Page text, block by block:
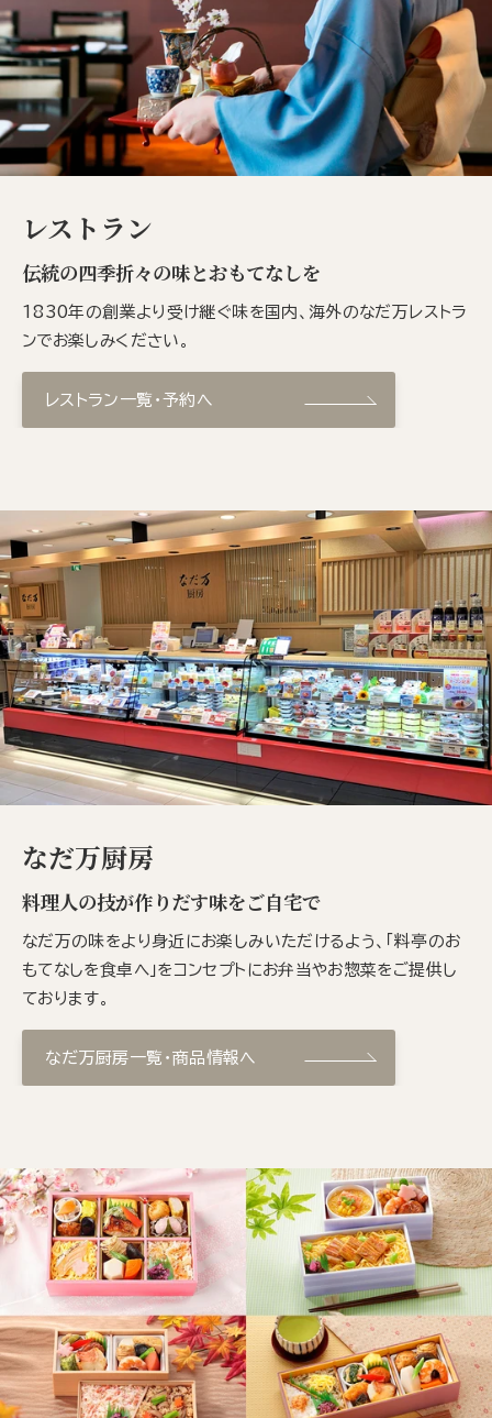
レストラン
伝統の四季折々の味とおもてなしを
1830年の創業より受け継ぐ味を国内、海外のなだ万レストラ
ンでお楽しみください。
レストラン一覧・予約へ
なだ万厨房
料理人の技が作りだす味をご自宅で
なだ万の味をより身近にお楽しみいただけるよう、「料亭のお
もてなしを食卓へ」をコンセプトにお弁当やお惣菜をご提供し
ております。
なだ万厨房一覧・商品情報へ